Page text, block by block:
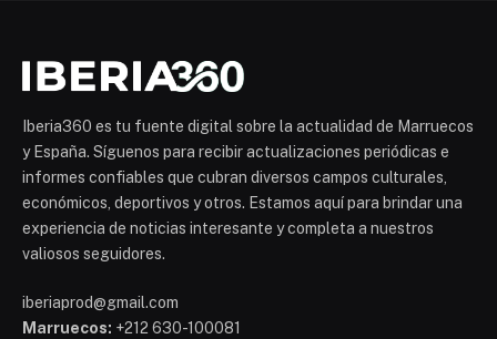
Iberia360 es tu fuente digital sobre la actualidad de Marruecos
y España. Síguenos para recibir actualizaciones periódicas e
informes confiables que cubran diversos campos culturales,
económicos, deportivos y otros. Estamos aquí para brindar una
experiencia de noticias interesante y completa a nuestros
valiosos seguidores.
iberiaprod@gmail.com
Marruecos: +212 630-100081